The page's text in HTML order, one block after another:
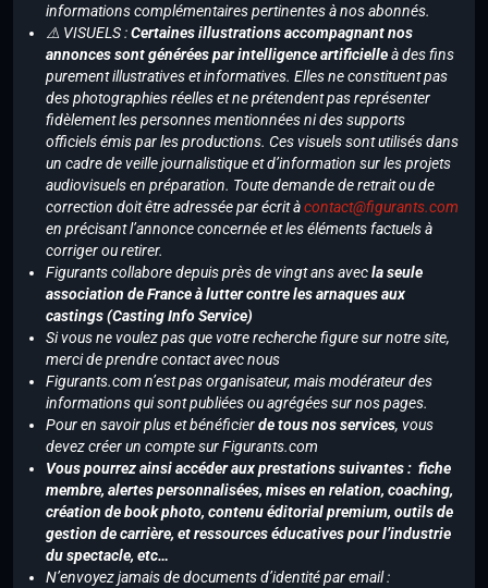
informations complémentaires pertinentes à nos abonnés.
⚠️ VISUELS :Certaines illustrations accompagnant nos
annonces sont générées par intelligence artificielleà des fins
purement illustratives et informatives. Elles ne constituent pas
des photographies réelles et ne prétendent pas représenter
fidèlement les personnes mentionnées ni des supports
officiels émis par les productions. Ces visuels sont utilisés dans
un cadre de veille journalistique et d’information sur les projets
audiovisuels en préparation. Toute demande de retrait ou de
correction doit être adressée par écrit àcontact@figurants.com
en précisant l’annonce concernée et les éléments factuels à
corriger ou retirer.
Figurants collabore depuis près de vingt ans avecla seule
association de France à lutter contre les arnaques aux
castings (Casting Info Service)
Si vous ne voulez pas que votre recherche figure sur notre site,
merci de prendre contact avec nous
Figurants.com n’est pas organisateur, mais modérateur des
informations qui sont publiées ou agrégées sur nos pages.
Pour en savoir plus et bénéficierde tous nos services, vous
devez créer un compte sur Figurants.com
Vous pourrez ainsi accéder aux prestations suivantes : fiche
membre, alertes personnalisées, mises en relation, coaching,
création de book photo, contenu éditorial premium, outils de
gestion de carrière, et ressources éducatives pour l’industrie
du spectacle, etc…
N’envoyez jamais de documents d’identité par email :